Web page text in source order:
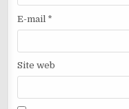
E-mail *
Site web